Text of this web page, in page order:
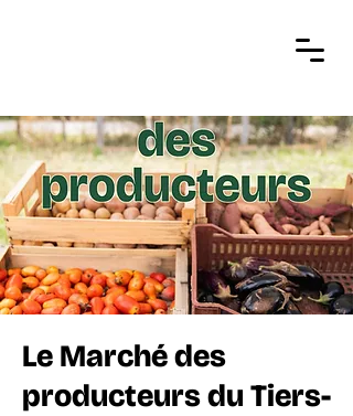
Le Marché des
producteurs du Tiers-